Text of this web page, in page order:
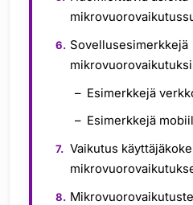
Sovellusesimerkkejä
Esimerkkejä
Esimerkkejä
Vaikutus